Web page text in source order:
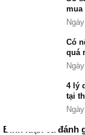
Về ngoại hình,
khung kim loại
bóng bẩy và sang
Ngoài ra, thì mẫu
mua
Có
quá
4 lý
tại
Bình luận và đánh